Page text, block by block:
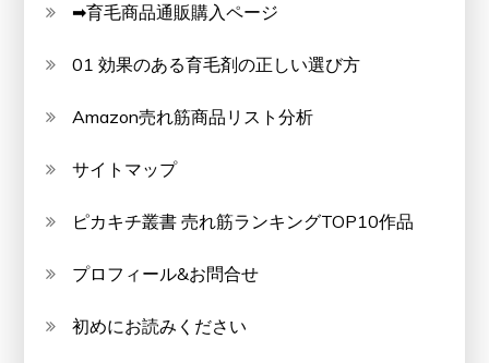
➡育毛商品通販購入ページ
01 効果のある育毛剤の正しい選び方
Amazon売れ筋商品リスト分析
サイトマップ
ピカキチ叢書 売れ筋ランキングTOP10作品
プロフィール&お問合せ
初めにお読みください